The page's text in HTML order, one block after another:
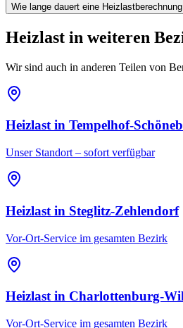
Wie lange dauert eine
Heizlast in weiteren
Wir sind auch in anderen Teilen von
Heizlastin Tempelhof-
Unser Standort – sofort verfügbar
Heizlast in Steglitz-Zehlendorf
Vor-Ort-Service im gesamten Bezirk
Heizlastin Charlottenburg-
Vor-Ort-Service im gesamten Bezirk